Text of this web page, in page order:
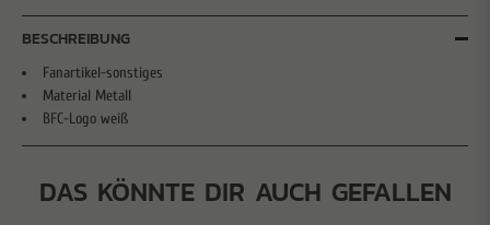
BESCHREIBUNG
Fanartikel-sonstiges
Material Metall
BFC-Logo weiß
DAS KÖNNTE DIR AUCH GEFALLEN